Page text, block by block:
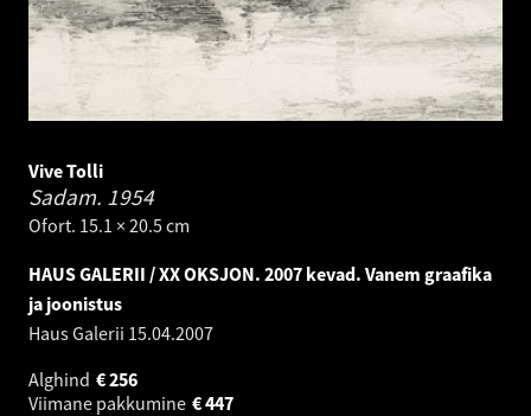
Vive Tolli
Sadam. 1954
Ofort. 15.1 × 20.5 cm
HAUS GALERII / XX OKSJON. 2007 kevad. Vanem graafika
ja joonistus
Haus Galerii 15.04.2007
Alghind
256
€
Viimane pakkumine
447
€